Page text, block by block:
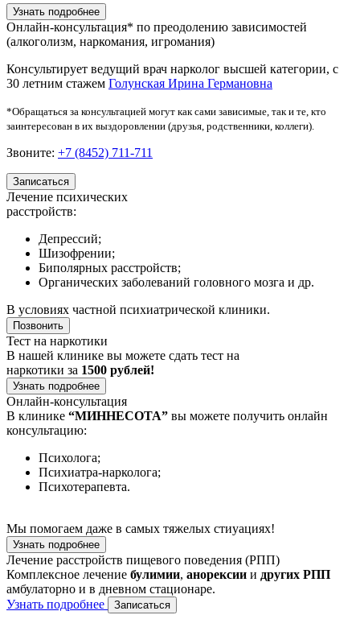
Узнать подробнее
Онлайн-консультация* по преодолению зависимостей
(алкоголизм, наркомания, игромания)
Консультирует ведущий врач нарколог высшей категории, с
30 летним стажем Голунская Ирина Германовна
*Обращаться за консультацией могут как сами зависимые, так и те, кто
заинтересован в их выздоровлении (друзья, родственники, коллеги).
Звоните: +7 (8452) 711-711
Записаться
Лечение психических
расстройств:
Депрессий;
Шизофрении;
Биполярных расстройств;
Органических заболеваний головного мозга и др.
В условиях частной психиатрической клиники.
Позвонить
Тест на наркотики
В нашей клинике вы можете сдать тест на
наркотики за 1500 рублей!
Узнать подробнее
Онлайн-консультация
В клинике “МИННЕСОТА” вы можете получить онлайн
консультацию:
Психолога;
Психиатра-нарколога;
Психотерапевта.
Мы помогаем даже в самых тяжелых стиуациях!
Узнать подробнее
Лечение расстройств пищевого поведения (РПП)
Комплексное лечение булимии, анорексии и других РПП
амбулаторно и в дневном стационаре.
Узнать подробнее
Записаться